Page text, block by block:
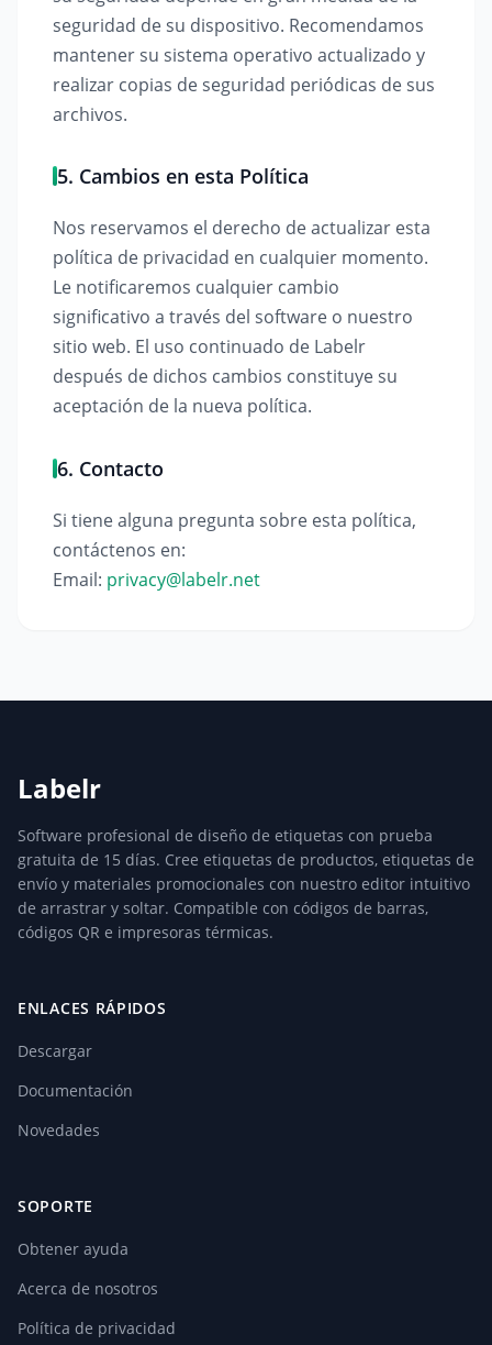
seguridad de su dispositivo. Recomendamos
mantener su sistema operativo actualizado y
realizar copias de seguridad periódicas de sus
archivos.
5. Cambios en esta Política
Nos reservamos el derecho de actualizar esta
política de privacidad en cualquier momento.
Le notificaremos cualquier cambio
significativo a través del software o nuestro
sitio web. El uso continuado de Labelr
después de dichos cambios constituye su
aceptación de la nueva política.
6. Contacto
Si tiene alguna pregunta sobre esta política,
contáctenos en:
Email: privacy@labelr.net
Labelr
Software profesional de diseño de etiquetas con prueba
gratuita de 15 días. Cree etiquetas de productos, etiquetas de
envío y materiales promocionales con nuestro editor intuitivo
de arrastrar y soltar. Compatible con códigos de barras,
códigos QR e impresoras térmicas.
ENLACES RÁPIDOS
Descargar
Documentación
Novedades
SOPORTE
Obtener ayuda
Acerca de nosotros
Política de privacidad